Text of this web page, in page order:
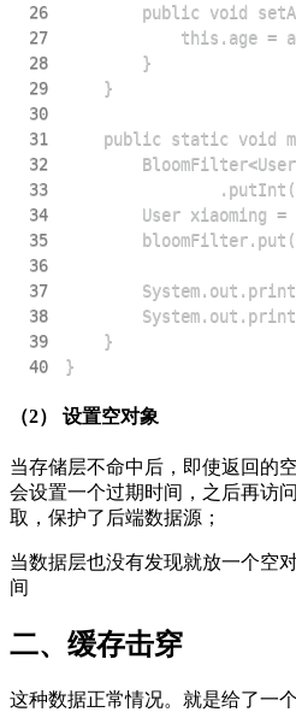
26
27
28
29
30
31
32
33
34
35
36
37
38
39
40
}
（2） 设置空对象
当存储层不命中后，即使返回的
会设置一个过期时间，之后再访
取，保护了后端数据源；
当数据层也没有发现就放一个空
间
二、缓存击穿
这种数据正常情况。就是给了一